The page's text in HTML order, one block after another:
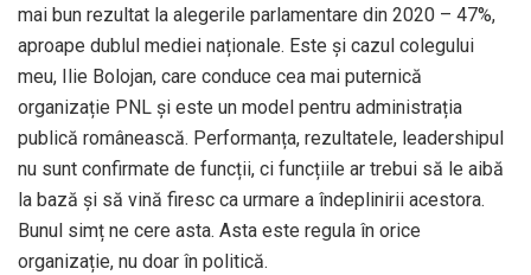
mai bun rezultat la alegerile parlamentare din 2020 – 47%,
aproape dublul mediei naționale. Este și cazul colegului
meu, Ilie Bolojan, care conduce cea mai puternică
organizație PNL și este un model pentru administrația
publică românească. Performanța, rezultatele, leadershipul
nu sunt confirmate de funcții, ci funcțiile ar trebui să le aibă
la bază și să vină firesc ca urmare a îndeplinirii acestora.
Bunul simț ne cere asta. Asta este regula în orice
organizație, nu doar în politică.